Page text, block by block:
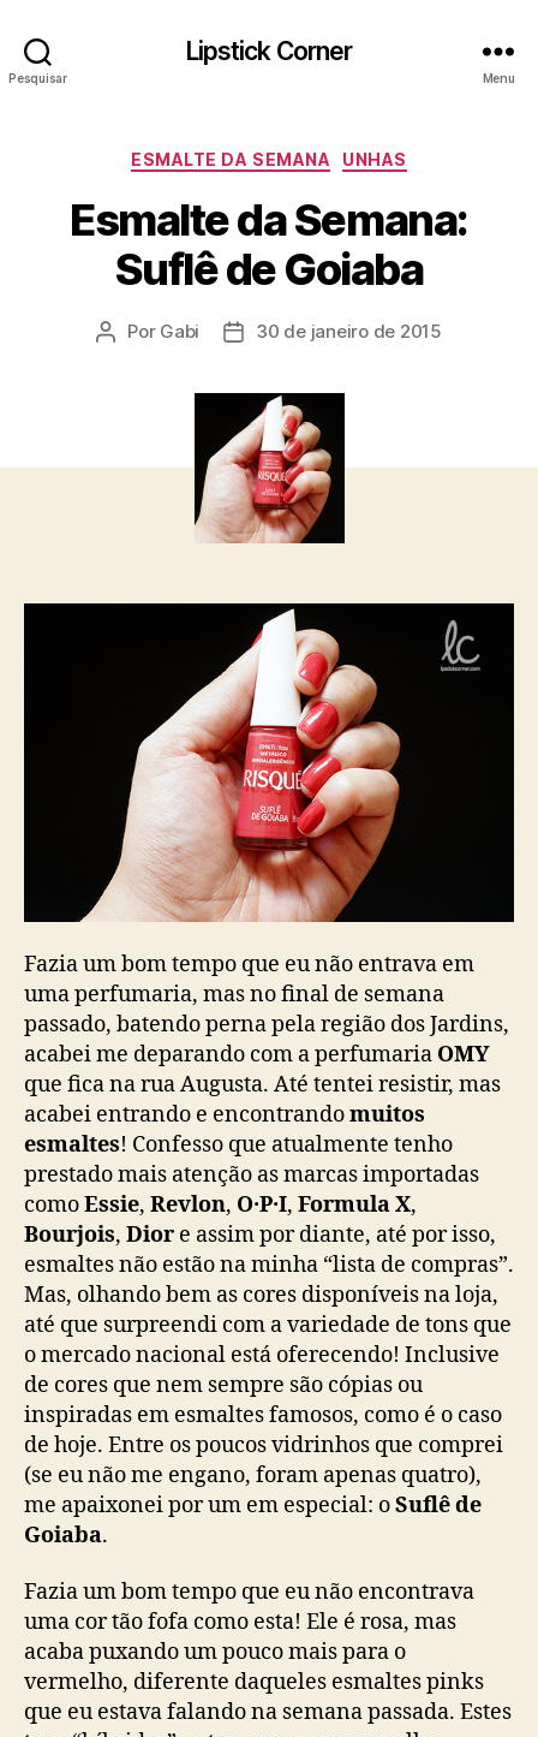
Pesquisar
Lipstick Corner
Menu
Categorias
ESMALTE DA SEMANA UNHAS
Esmalte da Semana:
Suflê de Goiaba
Autor
Por Gabi
Data30 de janeiro de 2015
Fazia um bom tempo que eu não entrava em
uma perfumaria, mas no final de semana
passado, batendo perna pela região dos Jardins,
acabei me deparando com a perfumaria OMY
que fica na rua Augusta. Até tentei resistir, mas
acabei entrando e encontrandomuitos
esmaltes! Confesso que atualmente tenho
prestado mais atenção as marcas importadas
comoEssie, Revlon, O·P·I, Formula X,
Bourjois, Dior e assim por diante, até por isso,
esmaltes não estão na minha “lista de compras”.
Mas, olhando bem as cores disponíveis na loja,
até que surpreendi com a variedade de tons que
o mercado nacional está oferecendo! Inclusive
de cores que nem sempre são cópias ou
inspiradas em esmaltes famosos, como é o caso
de hoje. Entre os poucos vidrinhos que comprei
(se eu não me engano, foram apenas quatro),
me apaixonei por um em especial: oSuflê de
Goiaba.
Fazia um bom tempo que eu não encontrava
uma cor tão fofa como esta! Ele é rosa, mas
acaba puxando um pouco mais para o
vermelho, diferente daqueles esmaltes pinks
que eu estava falando na semana passada. Estes